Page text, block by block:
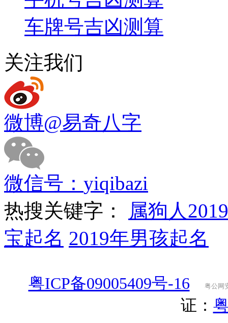
车牌号吉凶测算
关注我们
微博@易奇八字
微信号： yiqibazi
热搜关键字：
属狗人
宝起名 2019年男孩起名
粤ICP备09005409号-16 粤公网
证：